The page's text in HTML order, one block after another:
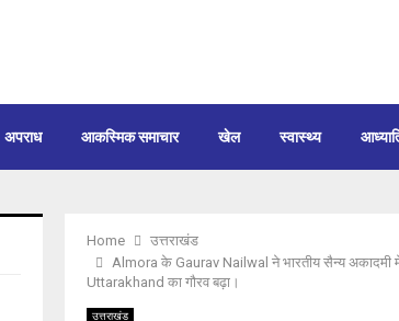
अपराध आकस्मिक समाचार खेल स्वास्थ्य
Home
उत्तराखंड
Almora के Gaurav Nailwal ने भारतीय सैन्य अकादमी
Uttarakhand का गौरव बढ़ा।
उत्तराखंड